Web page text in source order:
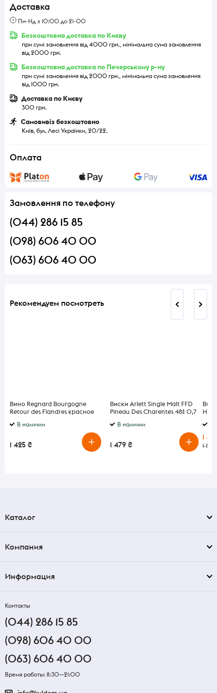
Доставка
Пн-Нд з 10:00 до 21-00
Безкоштовна доставка по Києву
при сумі замовлення від 4000 грн., мінімальна сума замовлення
від 2000 грн.
Безкоштовна доставка по Печерському р-ну
при сумі замовлення від 2000 грн., мінімальна сума замовлення
від 1000 грн.
Доставка по Києву
300 грн.
Самовивіз безкоштовно
Київ, бул. Лесі Українки, 20/22.
Оплата
Замовлення по телефону
(044) 286 15 85
(098) 606 40 00
(063) 606 40 00
Рекомендуем посмотреть
Вино Regnard Bourgogne
Retour des Flandres красное
В наличии
1 425 ₴
Виски Arlett Single Malt FFD
Pineau Des Charentes 48% 0,7
В наличии
1 479 ₴
1
1
Каталог
Компания
Информация
Контакты
(044) 286 15 85
(098) 606 40 00
(063) 606 40 00
Время работы: 8:30—21:00